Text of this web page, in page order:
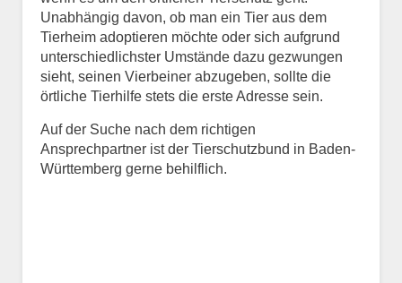
Unabhängig davon, ob man ein Tier aus dem
Tierheim adoptieren möchte oder sich aufgrund
unterschiedlichster Umstände dazu gezwungen
sieht, seinen Vierbeiner abzugeben, sollte die
örtliche Tierhilfe stets die erste Adresse sein.
Auf der Suche nach dem richtigen
Ansprechpartner ist der Tierschutzbund in Baden-
Württemberg gerne behilflich.